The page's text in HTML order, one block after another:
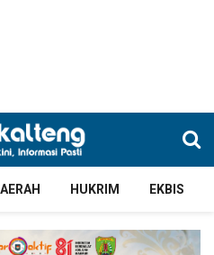
HUKRIM EKBIS